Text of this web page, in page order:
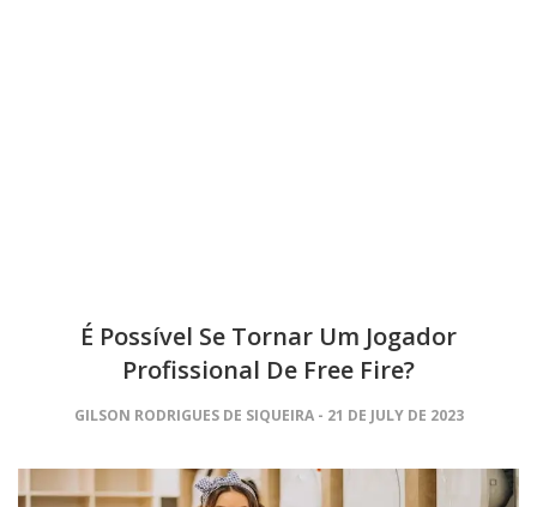
É Possível Se Tornar Um Jogador
Profissional De Free Fire?
GILSON RODRIGUES DE SIQUEIRA 21 DE JULY DE 2023